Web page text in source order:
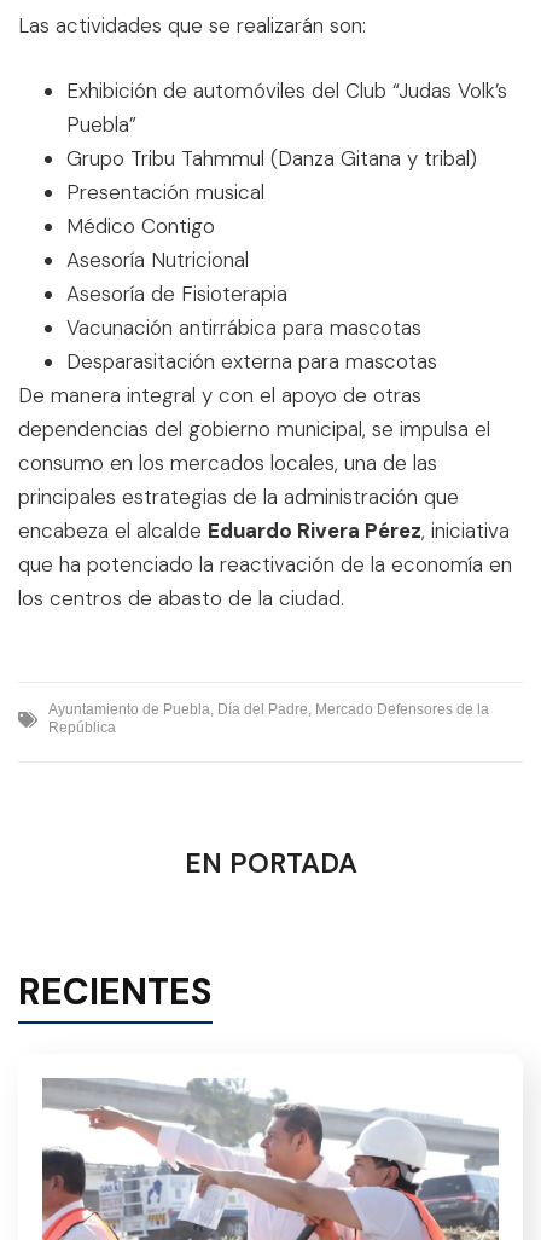
Las actividades que se realizarán son:
Exhibición de automóviles del Club “Judas Volk’s
Puebla”
Grupo Tribu Tahmmul (Danza Gitana y tribal)
Presentación musical
Médico Contigo
Asesoría Nutricional
Asesoría de Fisioterapia
Vacunación antirrábica para mascotas
Desparasitación externa para mascotas
De manera integral y con el apoyo de otras
dependencias del gobierno municipal, se impulsa el
consumo en los mercados locales, una de las
principales estrategias de la administración que
encabeza el alcalde Eduardo Rivera Pérez, iniciativa
que ha potenciado la reactivación de la economía en
los centros de abasto de la ciudad.
Ayuntamiento de Puebla, Día del Padre, Mercado Defensores de la
República
EN PORTADA
RECIENTES